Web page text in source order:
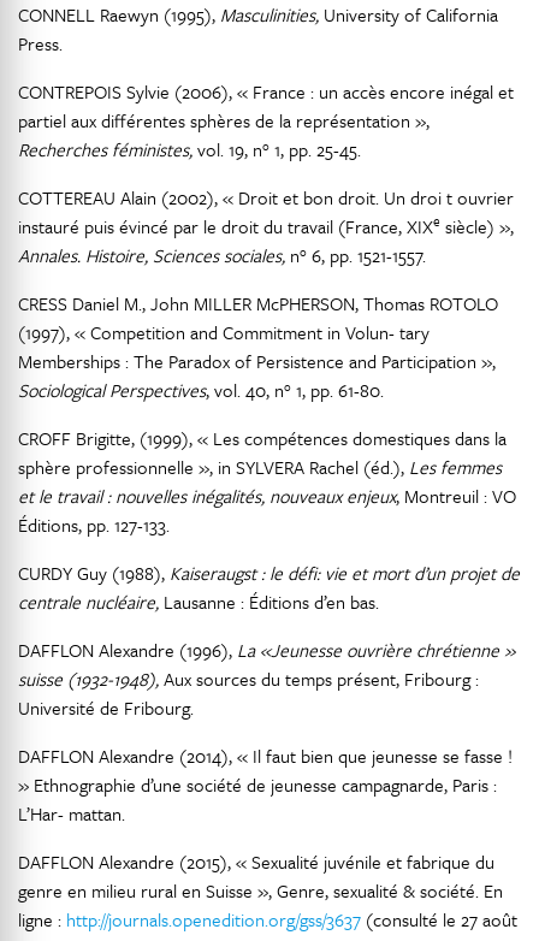
CONNELL Raewyn (1995), Masculinities, University of California
Press.
CONTREPOIS Sylvie (2006), « France : un accès encore inégal et
partiel aux différentes sphères de la représentation »,
Recherches féministes,vol. 19, n° 1, pp. 25-45.
COTTEREAU Alain (2002), « Droit et bon droit. Un droi t ouvrier
instauré puis évincé par le droit du travail (France, XIXe siècle) »,
Annales. Histoire, Sciences sociales, n° 6, pp. 1521-1557.
CRESS Daniel M., John MILLER McPHERSON, Thomas ROTOLO
(1997), « Competition and Commitment in Volun- tary
Memberships : The Paradox of Persistence and Participation »,
Sociological Perspectives, vol. 40, n° 1, pp. 61-80.
CROFF Brigitte, (1999), « Les compétences domestiques dans la
sphère professionnelle », in SYLVERA Rachel (éd.), Les femmes
et le travail : nouvelles inégalités, nouveaux enjeux, Montreuil : VO
Éditions, pp. 127-133.
CURDY Guy (1988), Kaiseraugst : le défi: vie et mort d’un projet de
centrale nucléaire, Lausanne : Éditions d’en bas.
DAFFLON Alexandre (1996), La «Jeunesse ouvrière chrétienne »
suisse (1932-1948),Aux sources du temps présent, Fribourg :
Université de Fribourg.
DAFFLON Alexandre (2014), « Il faut bien que jeunesse se fasse !
» Ethnographie d’une société de jeunesse campagnarde, Paris :
L’Har- mattan.
DAFFLON Alexandre (2015), « Sexualité juvénile et fabrique du
genre en milieu rural en Suisse », Genre, sexualité & société. En
ligne : http://journals.openedition.org/gss/3637 (consulté le 27 août